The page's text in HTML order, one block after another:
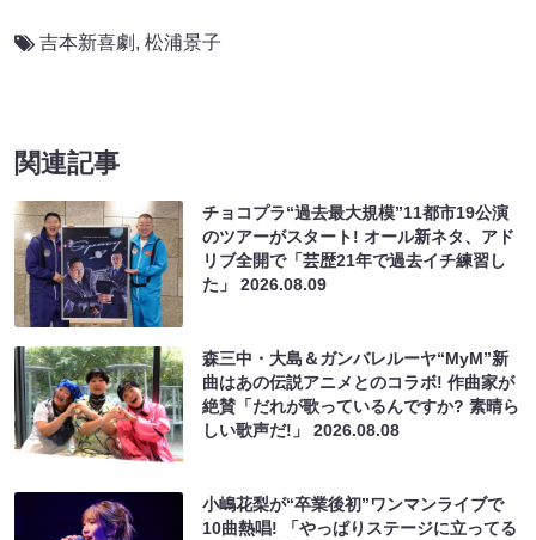
吉本新喜劇 , 松浦景子
関連記事
チョコプラ“過去最大規模”11都市19公演
のツアーがスタート! オール新ネタ、アド
リブ全開で「芸歴21年で過去イチ練習し
た」2026.08.09
森三中・大島＆ガンバレルーヤ“MyM”新
曲はあの伝説アニメとのコラボ! 作曲家が
絶賛「だれが歌っているんですか? 素晴ら
しい歌声だ!」2026.08.08
小嶋花梨が“卒業後初”ワンマンライブで
10曲熱唱! 「やっぱりステージに立ってる